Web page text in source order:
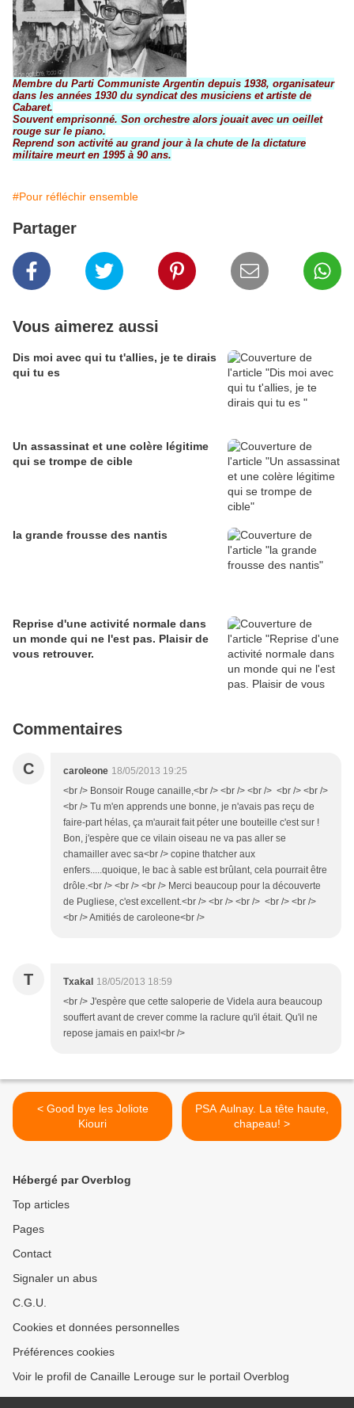
Membre du Parti Communiste Argentin depuis 1938, organisateur
dans les années 1930 du syndicat des musiciens et artiste de
Cabaret.
Souvent emprisonné. Son orchestre alors jouait avec un oeillet
rouge sur le piano.
Reprend son activité au grand jour à la chute de la dictature
militaire meurt en 1995 à 90 ans.
#Pour réfléchir ensemble
Partager
Vous aimerez aussi
Dis moi avec qui tu t'allies, je te dirais
qui tu es
Un assassinat et une colère légitime
qui se trompe de cible
la grande frousse des nantis
Reprise d'une activité normale dans
un monde qui ne l'est pas. Plaisir de
vous retrouver.
Commentaires
C caroleone 18/05/2013 19:25
<br /> Bonsoir Rouge canaille,<br /> <br /> <br /> <br /> <br />
<br /> Tu m'en apprends une bonne, je n'avais pas reçu de
faire-part hélas, ça m'aurait fait péter une bouteille c'est sur !
Bon, j'espère que ce vilain oiseau ne va pas aller se
chamailler avec sa<br /> copine thatcher aux
enfers.....quoique, le bac à sable est brûlant, cela pourrait être
drôle.<br /> <br /> <br /> Merci beaucoup pour la découverte
de Pugliese, c'est excellent.<br /> <br /> <br /> <br /> <br />
<br /> Amitiés de caroleone<br />
T Txakal 18/05/2013 18:59
<br /> J'espère que cette saloperie de Videla aura beaucoup
souffert avant de crever comme la raclure qu'il était. Qu'il ne
repose jamais en paix!<br />
< Good bye les Joliote
Kiouri
PSA Aulnay. La tête haute,
chapeau! >
Hébergé par Overblog
Top articles
Pages
Contact
Signaler un abus
C.G.U.
Cookies et données personnelles
Préférences cookies
Voir le profil de Canaille Lerouge sur le portail Overblog